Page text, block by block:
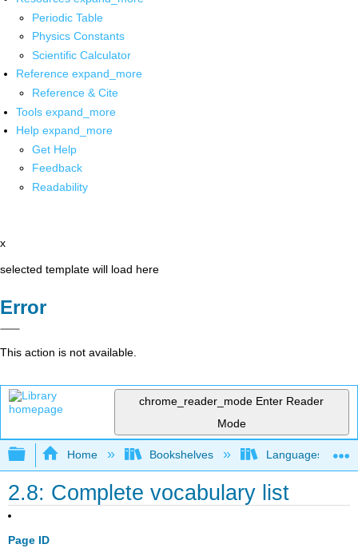
Periodic Table
Physics Constants
Scientific Calculator
Reference expand_more
Reference & Cite
Tools expand_more
Help expand_more
Get Help
Feedback
Readability
x
selected template will load here
Error
This action is not available.
chrome_reader_mode Enter Reader
Mode
Expand/collapse global hierarchy
Home Bookshelves Languages
2.8: Complete vocabulary list
Page ID